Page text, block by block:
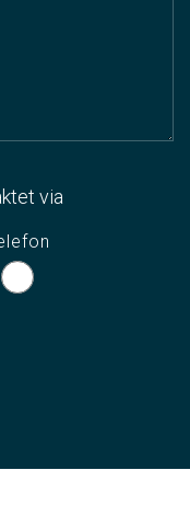
via